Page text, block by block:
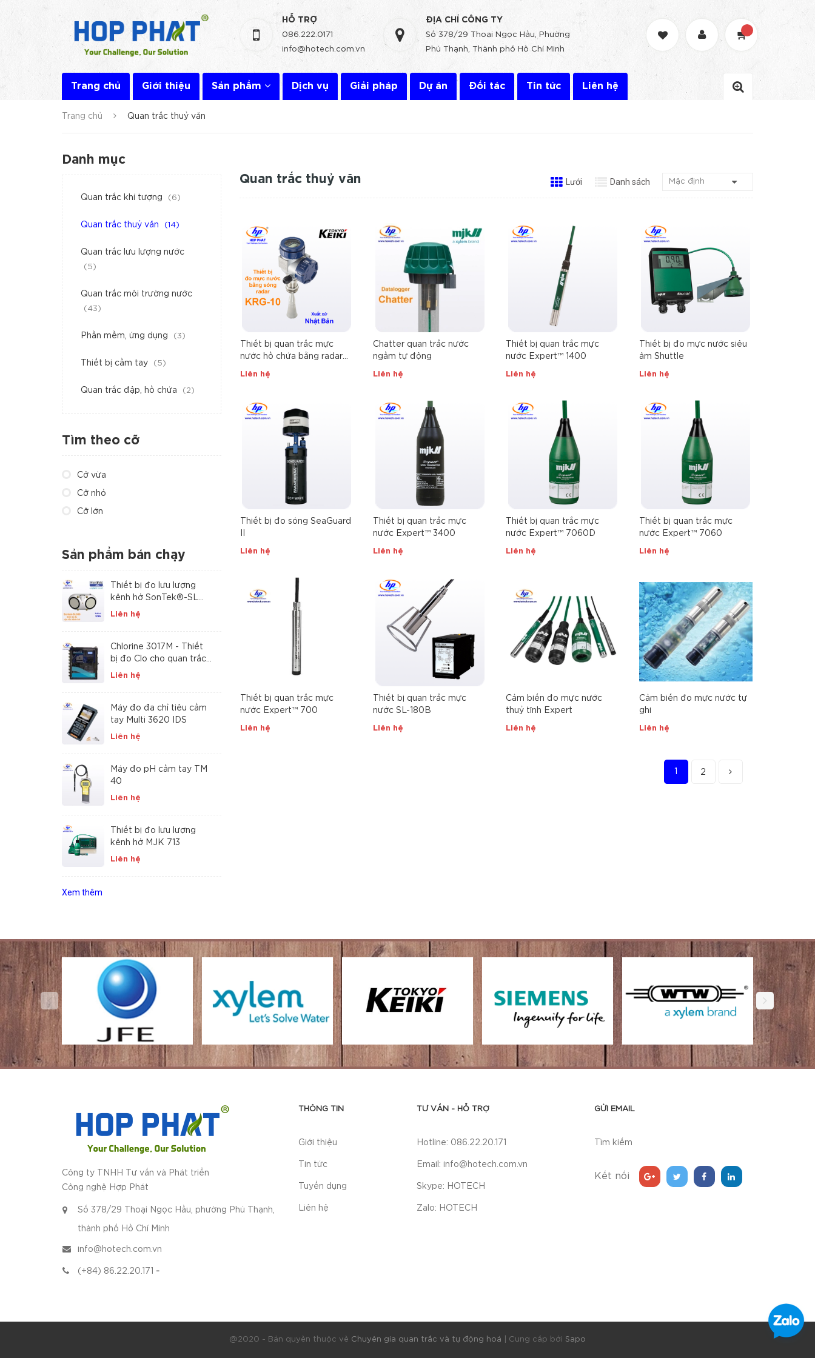
HỖ TRỢ
086.222.0171
info@hotech.com.vn
ĐỊA CHỈ CÔNG TY
Số 378/29 Thoại Ngọc Hầu, Phường
Phú Thạnh, Thành phố Hồ Chí Minh
Trang chủ Giới thiệu Sản phẩm Dịch vụ Giải pháp Dự án Đối tác Tin tức Liên hệ
Trang chủ Quan trắc thuỷ văn
Quan trắc thuỷ văn Lưới Danh sách
Thiết bị quan trắc mực
nước hồ chứa bằng radar
Liên hệ
Chatter quan trắc nước
ngầm tự động
Liên hệ
Thiết bị quan trắc mực
nước Expert™ 1400
Liên hệ
Thiết bị đo mực nước siêu
âm Shuttle
Liên hệ
Thiết bị đo sóng SeaGuard
Liên hệ
Thiết bị quan trắc mực
nước Expert™ 3400
Liên hệ
Thiết bị quan trắc mực
nước Expert™ 7060D
Liên hệ
Thiết bị quan trắc mực
nước Expert™ 7060
Liên hệ
Thiết bị quan trắc mực
nước Expert™ 700
Liên hệ
Thiết bị quan trắc mực
nước SL-180B
Liên hệ
Cảm biến đo mực nước
thuỷ tĩnh Expert
Liên hệ
Cảm biến đo mực nước tự
ghi
Liên hệ
2
Danh mục
Quan trắc khí tượng (6)
Quan trắc thuỷ văn (14)
Quan trắc lưu lượng nước
(5)
Quan trắc môi trường nước
(43)
Phần mềm, ứng dụng (3)
Thiết bị cầm tay (5)
Quan trắc đập, hồ chứa (2)
Tìm theo cỡ
Cỡ vừa
Cỡ nhỏ
Cỡ lớn
Sản phẩm bán chạy
Thiết bị đo lưu lượng
kênh hở SonTek®-SL
Series
Liên hệ
Chlorine 3017M - Thiết
bị đo Clo cho quan trắc
tự động nước cấp và
Liên hệ
Máy đo đa chỉ tiêu cầm
tay Multi 3620 IDS
Liên hệ
Máy đo pH cầm tay TM
40
Liên hệ
Thiết bị đo lưu lượng
kênh hở MJK 713
Liên hệ
Xem thêm
Công ty TNHH Tư vấn và Phát triển
Công nghệ Hợp Phát
Số 378/29 Thoại Ngọc Hầu, phường Phú Thạnh,
thành phố Hồ Chí Minh
info@hotech.com.vn
(+84) 86.22.20.171 -
THÔNG TIN
Giới thiệu
Tin tức
Tuyển dụng
Liên hệ
TƯ VẤN - HỖ TRỢ
Hotline: 086.22.20.171
Email: info@hotech.com.vn
Skype: HOTECH
Zalo: HOTECH
GỬI EMAIL
Tìm kiếm
Kết nối
@2020 - Bản quyền thuộc về Chuyên gia quan trắc và tự động hoá Cung cấp bởi Sapo